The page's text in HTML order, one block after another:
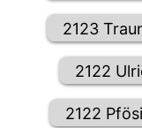
2123
2122
2122